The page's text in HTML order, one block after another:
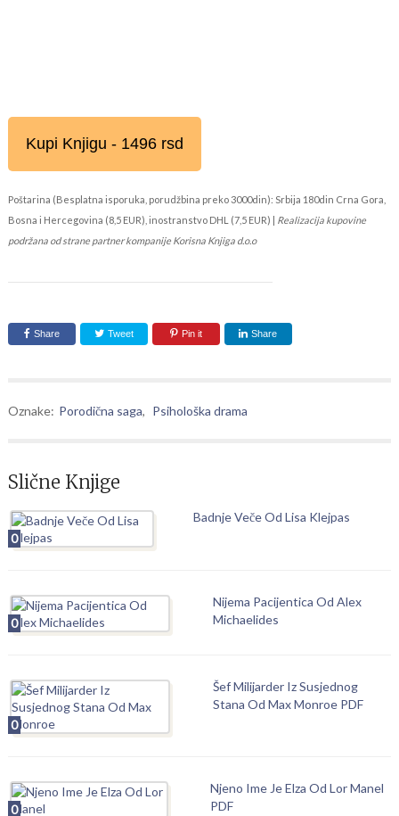
Kupi Knjigu - 1496 rsd
Poštarina (Besplatna isporuka, porudžbina preko 3000din): Srbija 180din Crna Gora,
Bosna i Hercegovina (8,5 EUR), inostranstvo DHL (7,5 EUR) | Realizacija kupovine
podržana od strane partner kompanije Korisna Knjiga d.o.o
Share Tweet Pin it Share
Oznake: Porodična saga, Psihološka drama
Slične Knjige
0
Badnje Veče Od Lisa Klejpas
0
Nijema Pacijentica Od Alex
Michaelides
0
Šef Milijarder Iz Susjednog
Stana Od Max Monroe PDF
0
Njeno Ime Je Elza Od Lor Manel
PDF